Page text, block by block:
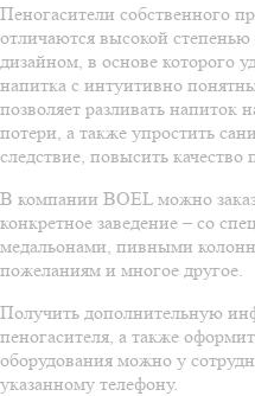
Пеногасители собственного
отличаются высокой
дизайном, в основе которого
напитка с интуитивно
позволяет разливать напиток
потери, а также упростить
следствие, повысить качество
В компании BOEL можно
конкретное заведение – со
медальонами, пивными
пожеланиям и многое другое.
Получить дополнительную
пеногасителя, а также
оборудования можно у
указанному телефону.